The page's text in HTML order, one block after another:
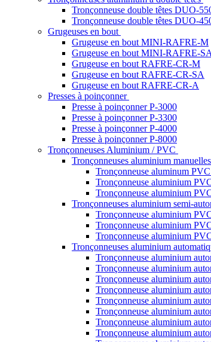
Tronçonneuse double têtes DUO-
Tronçonneuse double têtes DUO-
Grugeuses en bout
Grugeuse en bout MINI-RAFRE-M
Grugeuse en bout MINI-RAFRE-
Grugeuse en bout RAFRE-CR-M
Grugeuse en bout RAFRE-CR-SA
Grugeuse en bout RAFRE-CR-A
Presses à poinçonner
Presse à poinçonner P-3000
Presse à poinçonner P-3300
Presse à poinçonner P-4000
Presse à poinçonner P-8000
Tronçonneuses Aluminium / PVC
Tronçonneuses aluminium manuelles
Tronçonneuse aluminum
Tronçonneuse aluminium
Tronçonneuse aluminium
Tronçonneuses aluminium semi-
Tronçonneuse aluminium
Tronçonneuse aluminium
Tronçonneuse aluminium
Tronçonneuses aluminium
Tronçonneuse aluminium
Tronçonneuse aluminium
Tronçonneuse aluminium
Tronçonneuse aluminium
Tronçonneuse aluminium
Tronçonneuse aluminium
Tronçonneuse aluminium
Tronçonneuse aluminium